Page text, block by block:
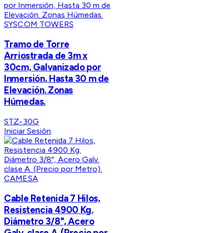
SYSCOM TOWERS
Tramo de Torre
Arriostrada de 3m x
30cm, Galvanizado por
Inmersión, Hasta 30 m de
Elevación. Zonas
Húmedas.
STZ-30G
Iniciar Sesión
CAMESA
Cable Retenida 7 Hilos,
Resistencia 4900 Kg.
Diámetro 3/8", Acero